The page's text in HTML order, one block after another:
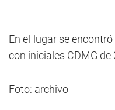
En el lugar se
con iniciales CDMG de
Foto: archivo